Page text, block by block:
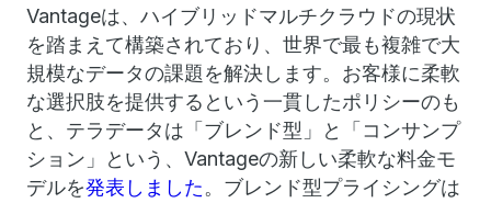
Vantageは、ハイブリッドマルチクラウドの現状
を踏まえて構築されており、世界で最も複雑で大
規模なデータの課題を解決します。お客様に柔軟
な選択肢を提供するという一貫したポリシーのも
と、テラデータは「ブレンド型」と「コンサンプ
ション」という、Vantageの新しい柔軟な料金モ
デルを発表しました。ブレンド型プライシングは